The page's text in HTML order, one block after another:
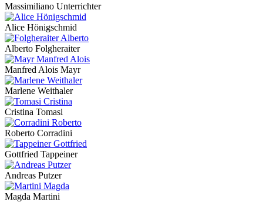
Massimiliano Unterrichter
Alice Hönigschmid
Alberto Folgheraiter
Manfred Alois Mayr
Marlene Weithaler
Cristina Tomasi
Roberto Corradini
Gottfried Tappeiner
Andreas Putzer
Magda Martini